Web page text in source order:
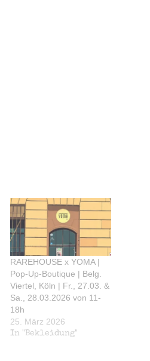
RAREHOUSE x YOMA |
Pop-Up-Boutique | Belg.
Viertel, Köln | Fr., 27.03. &
Sa., 28.03.2026 von 11-
18h
25. März 2026
In "Bekleidung"